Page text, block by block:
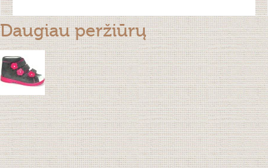
Daugiau peržiūrų